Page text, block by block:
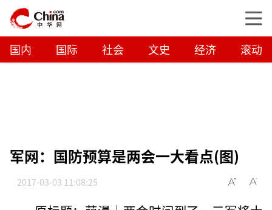
国内 国际 社会 文史 经济 滚动
军网：国防预算是两会一大看点(图)
2017-03-03 11:08:25